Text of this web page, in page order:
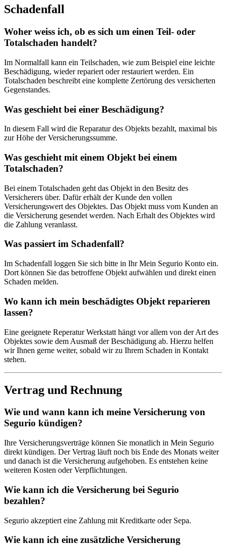
Schadenfall
Woher weiss ich, ob es sich um einen Teil- oder
Totalschaden handelt?
Im Normalfall kann ein Teilschaden, wie zum Beispiel eine leichte
Beschädigung, wieder repariert oder restauriert werden. Ein
Totalschaden beschreibt eine komplette Zertörung des versicherten
Gegenstandes.
Was geschieht bei einer Beschädigung?
In diesem Fall wird die Reparatur des Objekts bezahlt, maximal bis
zur Höhe der Versicherungssumme.
Was geschieht mit einem Objekt bei einem
Totalschaden?
Bei einem Totalschaden geht das Objekt in den Besitz des
Versicherers über. Dafür erhält der Kunde den vollen
Versicherungswert des Objektes. Das Objekt muss vom Kunden an
die Versicherung gesendet werden. Nach Erhalt des Objektes wird
die Zahlung veranlasst.
Was passiert im Schadenfall?
Im Schadenfall loggen Sie sich bitte in Ihr Mein Segurio Konto ein.
Dort können Sie das betroffene Objekt aufwählen und direkt einen
Schaden melden.
Wo kann ich mein beschädigtes Objekt reparieren
lassen?
Eine geeignete Reperatur Werkstatt hängt vor allem von der Art des
Objektes sowie dem Ausmaß der Beschädigung ab. Hierzu helfen
wir Ihnen gerne weiter, sobald wir zu Ihrem Schaden in Kontakt
stehen.
Vertrag und Rechnung
Wie und wann kann ich meine Versicherung von
Segurio kündigen?
Ihre Versicherungsverträge können Sie monatlich in Mein Segurio
direkt kündigen. Der Vertrag läuft noch bis Ende des Monats weiter
und danach ist die Versicherung aufgehoben. Es entstehen keine
weiteren Kosten oder Verpflichtungen.
Wie kann ich die Versicherung bei Segurio
bezahlen?
Segurio akzeptiert eine Zahlung mit Kreditkarte oder Sepa.
Wie kann ich eine zusätzliche Versicherung